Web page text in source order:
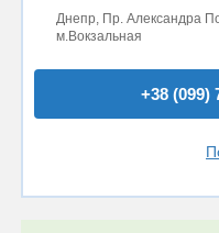
Днепр, Пр. Александра
м.Вокзальная
+38 (099)